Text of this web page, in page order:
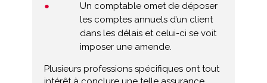
Un comptable omet de déposer
les comptes annuels d’un client
dans les délais et celui-ci se voit
imposer une amende.
Plusieurs professions spécifiques ont tout